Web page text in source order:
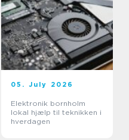
05. July 2026
Elektronik bornholm
lokal hjælp til teknikken i
hverdagen